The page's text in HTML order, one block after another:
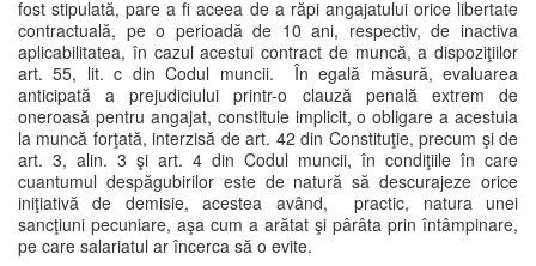
fost stipulată, pare a fi aceea de a răpi angajatului orice libertate
contractuală, pe o perioadă de 10 ani, respectiv, de inactiva
aplicabilitatea, în cazul acestui contract de muncă, a dispoziţiilor
art. 55, lit. c din Codul muncii. În egală măsură, evaluarea
anticipată a prejudiciului printr-o clauză penală extrem de
oneroasă pentru angajat, constituie implicit, o obligare a acestuia
la muncă forţată, interzisă de art. 42 din Constituţie, precum şi de
art. 3, alin. 3 şi art. 4 din Codul muncii, în condiţiile în care
cuantumul despăgubirilor este de natură să descurajeze orice
iniţiativă de demisie, acestea având, practic, natura unei
sancţiuni pecuniare, aşa cum a arătat şi pârâta prin întâmpinare,
pe care salariatul ar încerca să o evite.